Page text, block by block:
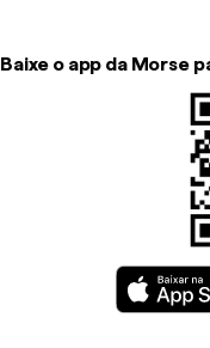
Baixe o app da Morse